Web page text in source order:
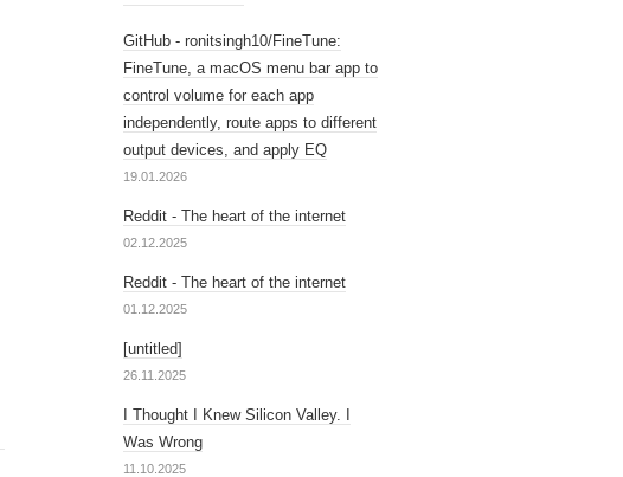
GitHub - ronitsingh10/FineTune:
FineTune, a macOS menu bar app to
control volume for each app
independently, route apps to different
output devices, and apply EQ
19.01.2026
Reddit - The heart of the internet
02.12.2025
Reddit - The heart of the internet
01.12.2025
[untitled]
26.11.2025
I Thought I Knew Silicon Valley. I
Was Wrong
11.10.2025